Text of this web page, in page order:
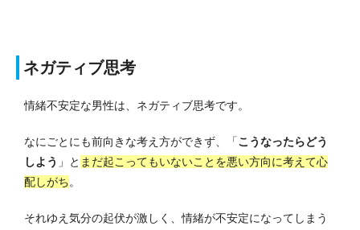
ネガティブ思考
情緒不安定な男性は、ネガティブ思考です。
なにごとにも前向きな考え方ができず、「こうなったらどう
しよう 」と まだ起こってもいないことを悪い方向に考えて心
配しがち。
それゆえ気分の起伏が激しく、情緒が不安定になってしまう